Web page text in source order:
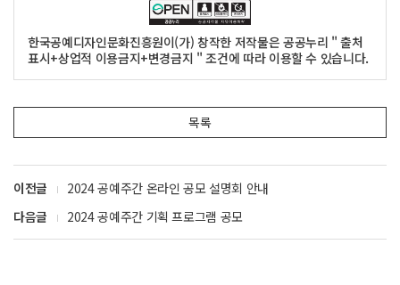
한국공예디자인문화진흥원이(가) 창작한 저작물은 공공누리 " 출처
표시+상업적 이용금지+변경금지 " 조건에 따라 이용할 수 있습니다.
목록
이전글
2024 공예주간 온라인 공모 설명회 안내
다음글
2024 공예주간 기획 프로그램 공모